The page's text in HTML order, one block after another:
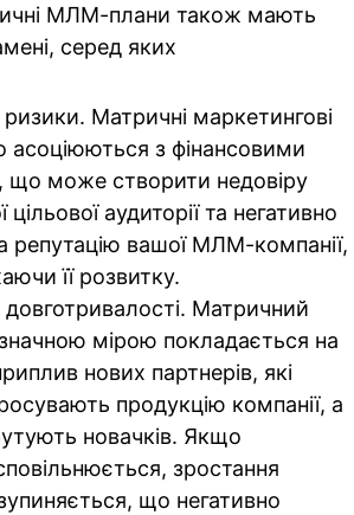
МЛМ-плани також мають
серед яких
ризики. Матричні маркетингові
асоціюються з фінансовими
що може створити недовіру
аудиторії та негативно
репутацію вашої МЛМ-компанії,
її розвитку.
довготривалості. Матричний
мірою покладається на
нових партнерів, які
продукцію компанії, а
новачків. Якщо
зростання
що негативно